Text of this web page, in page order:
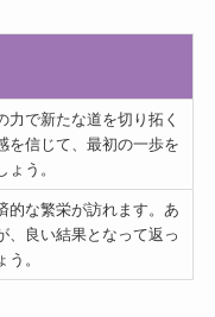
力で新たな道を切り拓く
を信じて、最初の一歩を
ょう。
的な繁栄が訪れます。あ
、良い結果となって返っ
。